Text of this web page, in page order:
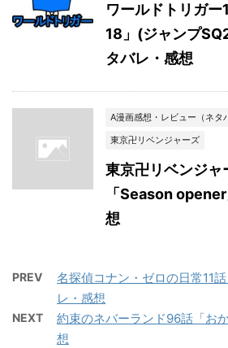
ワールドトリガ
18」(ジャンプ
タバレ・感想
A漫画感想・レビュー（ネタ
東京卍リベンジャーズ
東京卍リベンジャ
「Season
想
PREV
名探偵コナン・ゼロの日常11
レ・感想
NEXT
約束のネバーランド96話「お
想